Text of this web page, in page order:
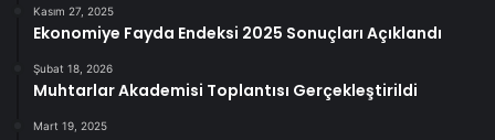
Kasım 27, 2025
Ekonomiye Fayda Endeksi 2025 Sonuçları Açıklandı
Şubat 18, 2026
Muhtarlar Akademisi Toplantısı Gerçekleştirildi
Mart 19, 2025